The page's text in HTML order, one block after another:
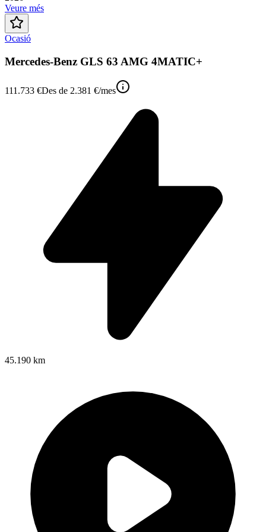
Veure més
Ocasió
Mercedes-Benz GLS 63 AMG 4MATIC+
111.733 €Des de 2.381 €/mes
45.190 km